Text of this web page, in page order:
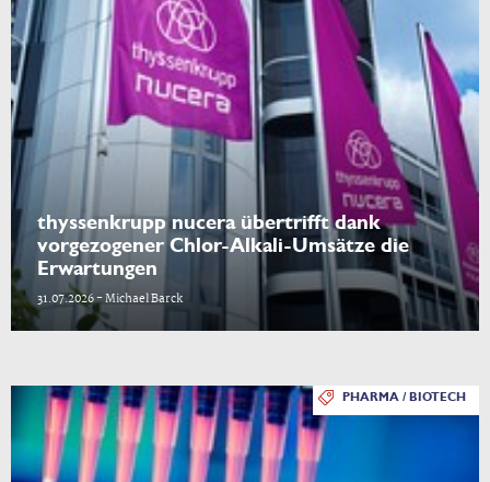
thyssenkrupp nucera übertrifft dank
vorgezogener Chlor-Alkali-Umsätze die
Erwartungen
31.07.2026 - Michael Barck
PHARMA / BIOTECH